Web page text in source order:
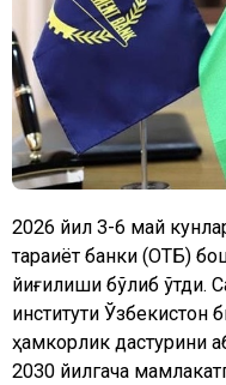
2026 йил 3-6 май
тараққиёт банки (ОТБ)
йиғилиши бўлиб ўтди.
институти Ўзбекистон
ҳамкорлик дастурини
2030 йилгача